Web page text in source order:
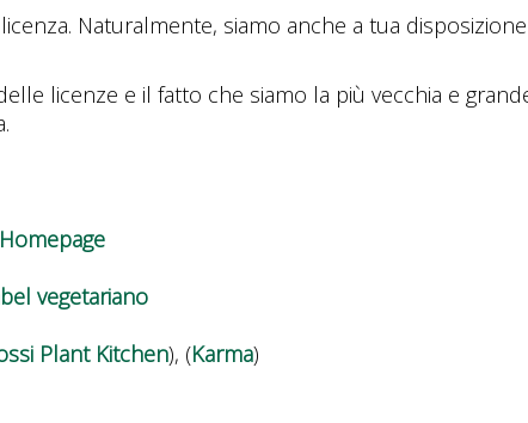
Naturalmente, siamo anche a tua
licenze e il fatto che siamo la più vecchia e
Homepage
vegetariano
Plant Kitchen), (Karma)